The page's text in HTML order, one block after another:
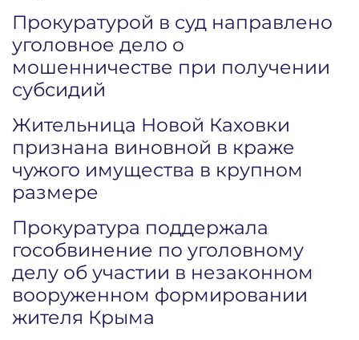
Прокуратурой в суд направлено
уголовное дело о
мошенничестве при получении
субсидий
Жительница Новой Каховки
признана виновной в краже
чужого имущества в крупном
размере
Прокуратура поддержала
гособвинение по уголовному
делу об участии в незаконном
вооруженном формировании
жителя Крыма